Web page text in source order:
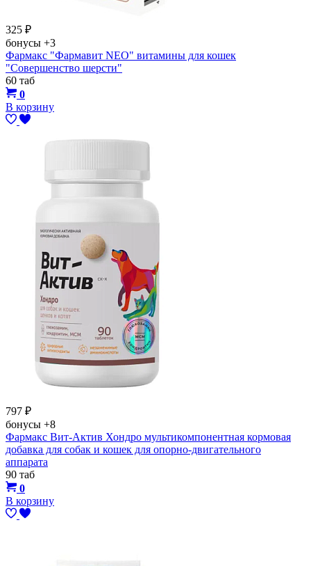
325 ₽
бонусы +3
Фармакс "Фармавит NEO" витамины для кошек
"Совершенство шерсти"
60 таб
0
В корзину
797 ₽
бонусы +8
Фармакс Вит-Актив Хондро мультикомпонентная кормовая
добавка для собак и кошек для опорно-двигательного
аппарата
90 таб
0
В корзину